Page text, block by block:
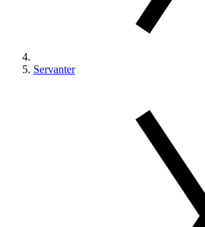
Servanter